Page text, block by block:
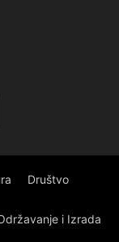
Društvo
i Izrada